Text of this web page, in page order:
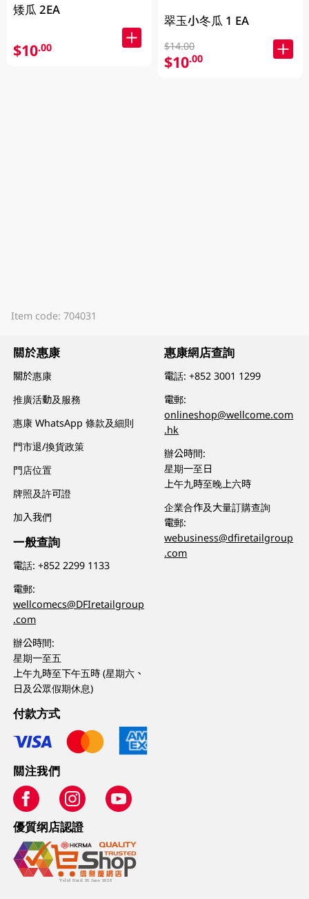
矮瓜 2EA
$10.00
翠玉小冬瓜 1 EA
$14.00
$10.00
Item code: 704031
關於惠康
關於惠康
推廣活動及服務
惠康 WhatsApp 條款及細則
門市退/換貨政策
門店位置
牌照及許可證
加入我們
一般查詢
電話:+852 2299 1133
電郵:
wellcomecs@DFIretailgroup
.com
辦公時間:
星期一至五
上午九時至下午五時 (星期六、
日及公眾假期休息)
惠康網店查詢
電話:+852 3001 1299
電郵:
onlineshop@wellcome.com
.hk
辦公時間:
星期一至日
上午九時至晚上六時
企業合作及大量訂購查詢
電郵:
webusiness@dfiretailgroup
.com
付款方式
關注我們
優質纲店認證